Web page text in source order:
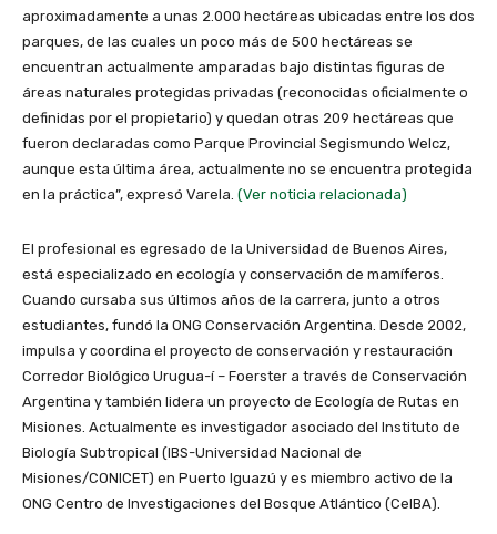
aproximadamente a unas 2.000 hectáreas ubicadas entre los dos
parques, de las cuales un poco más de 500 hectáreas se
encuentran actualmente amparadas bajo distintas figuras de
áreas naturales protegidas privadas (reconocidas oficialmente o
definidas por el propietario) y quedan otras 209 hectáreas que
fueron declaradas como Parque Provincial Segismundo Welcz,
aunque esta última área, actualmente no se encuentra protegida
en la práctica”, expresó Varela. (Ver noticia relacionada)
El profesional es egresado de la Universidad de Buenos Aires,
está especializado en ecología y conservación de mamíferos.
Cuando cursaba sus últimos años de la carrera, junto a otros
estudiantes, fundó la ONG Conservación Argentina. Desde 2002,
impulsa y coordina el proyecto de conservación y restauración
Corredor Biológico Urugua-í – Foerster a través de Conservación
Argentina y también lidera un proyecto de Ecología de Rutas en
Misiones. Actualmente es investigador asociado del Instituto de
Biología Subtropical (IBS-Universidad Nacional de
Misiones/CONICET) en Puerto Iguazú y es miembro activo de la
ONG Centro de Investigaciones del Bosque Atlántico (CeIBA).